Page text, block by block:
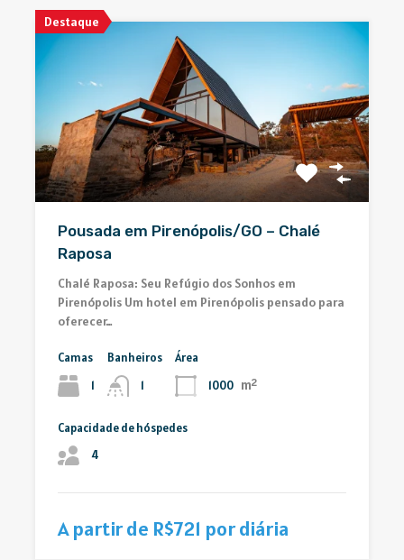
Destaque
Pousada em Pirenópolis/GO – Chalé
Raposa
Chalé Raposa: Seu Refúgio dos Sonhos em
Pirenópolis Um hotel em Pirenópolis pensado para
oferecer…
Camas
1
Banheiros
1
Área
1000 m²
Capacidade de hóspedes
4
A partir de R$721 por diária